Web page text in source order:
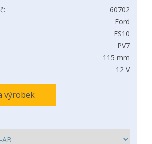
60702
Ford
FS10
PV7
115 mm
12 V
výrobek